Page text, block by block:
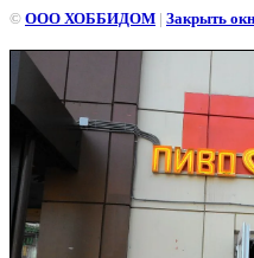
© ООО ХОББИДОМ | Закрыть